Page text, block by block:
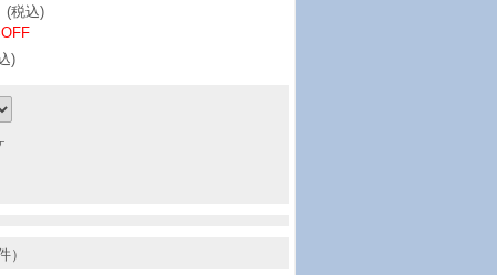
(税込)
)
）